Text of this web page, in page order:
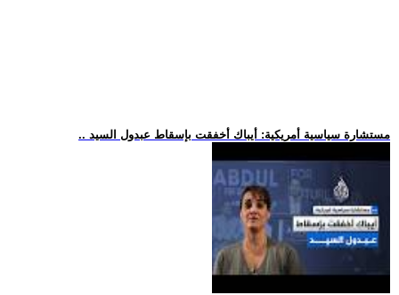
.. مستشارة سياسية أمريكية: أيباك أخفقت بإسقاط عبدول السيد